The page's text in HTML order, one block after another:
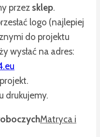
przez sklep.
logo (najlepiej
do projektu
wysłać na adres:
drukujemy.
Matryca i